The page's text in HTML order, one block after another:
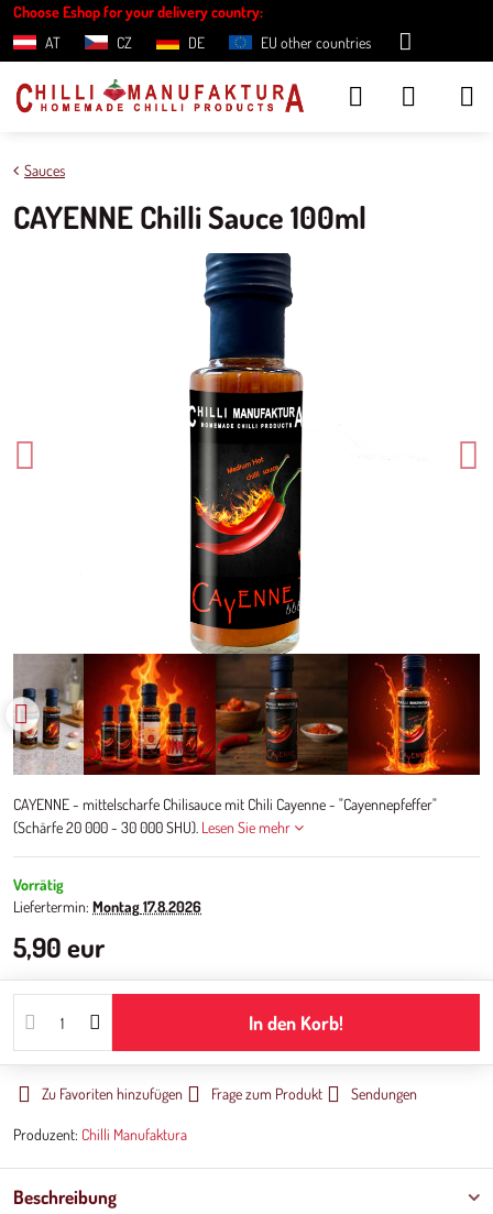
Choose Eshop for your delivery country:
AT
CZ DE EU other countries
Sauces
CAYENNE Chilli Sauce 100ml
CAYENNE - mittelscharfe Chilisauce mit Chili Cayenne - "Cayennepfeffer"
(Schärfe 20 000 - 30 000 SHU). Lesen Sie mehr
Vorrätig
Liefertermin: Montag17.8.2026
5,90 eur
In den Korb!
Zu Favoriten hinzufügen Frage zum Produkt Sendungen
Produzent: Chilli Manufaktura
Beschreibung